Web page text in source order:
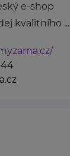
e-shop
kvalitního ...